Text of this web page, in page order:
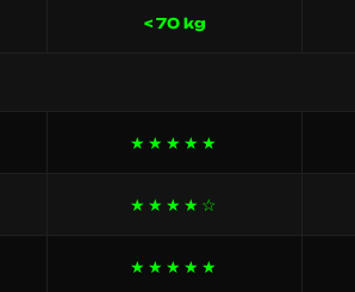
< 70 kg
★★★★★
★★★★☆
★★★★★